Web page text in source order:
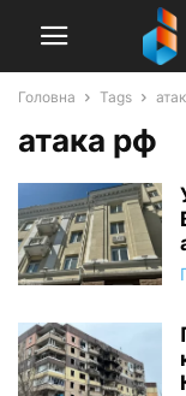
Головна Tags
атака рф